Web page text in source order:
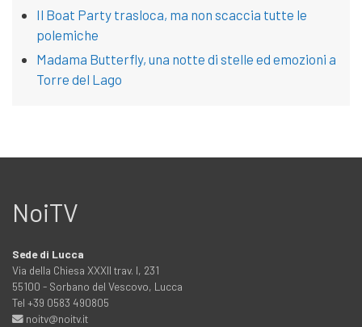
Il Boat Party trasloca, ma non scaccia tutte le
polemiche
Madama Butterfly, una notte di stelle ed emozioni a
Torre del Lago
NoiTV
Sede di Lucca
Via della Chiesa XXXII trav. I, 231
55100 - Sorbano del Vescovo, Lucca
Tel +39 0583 490805
noitv@noitv.it